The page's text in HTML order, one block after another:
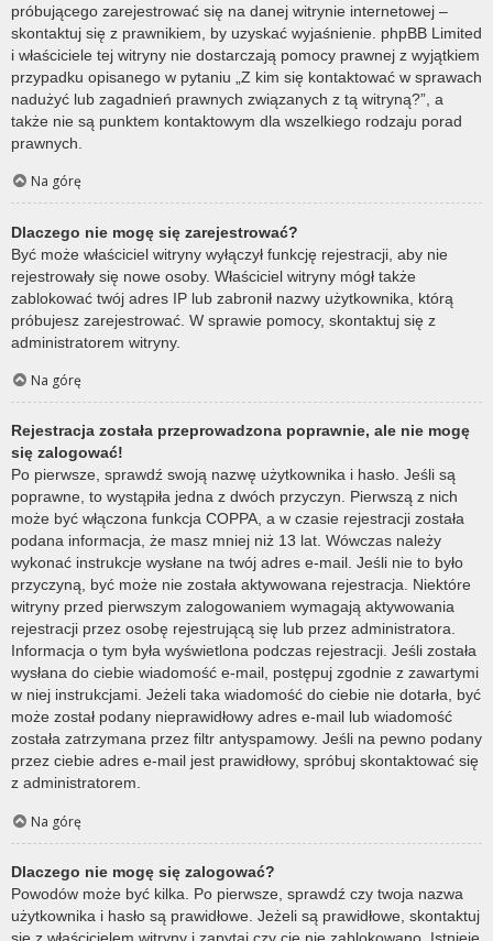
próbującego zarejestrować się na danej witrynie internetowej –
skontaktuj się z prawnikiem, by uzyskać wyjaśnienie. phpBB Limited
i właściciele tej witryny nie dostarczają pomocy prawnej z wyjątkiem
przypadku opisanego w pytaniu „Z kim się kontaktować w sprawach
nadużyć lub zagadnień prawnych związanych z tą witryną?”, a
także nie są punktem kontaktowym dla wszelkiego rodzaju porad
prawnych.
Na górę
Dlaczego nie mogę się zarejestrować?
Być może właściciel witryny wyłączył funkcję rejestracji, aby nie
rejestrowały się nowe osoby. Właściciel witryny mógł także
zablokować twój adres IP lub zabronił nazwy użytkownika, którą
próbujesz zarejestrować. W sprawie pomocy, skontaktuj się z
administratorem witryny.
Na górę
Rejestracja została przeprowadzona poprawnie, ale nie mogę
się zalogować!
Po pierwsze, sprawdź swoją nazwę użytkownika i hasło. Jeśli są
poprawne, to wystąpiła jedna z dwóch przyczyn. Pierwszą z nich
może być włączona funkcja COPPA, a w czasie rejestracji została
podana informacja, że masz mniej niż 13 lat. Wówczas należy
wykonać instrukcje wysłane na twój adres e-mail. Jeśli nie to było
przyczyną, być może nie została aktywowana rejestracja. Niektóre
witryny przed pierwszym zalogowaniem wymagają aktywowania
rejestracji przez osobę rejestrującą się lub przez administratora.
Informacja o tym była wyświetlona podczas rejestracji. Jeśli została
wysłana do ciebie wiadomość e-mail, postępuj zgodnie z zawartymi
w niej instrukcjami. Jeżeli taka wiadomość do ciebie nie dotarła, być
może został podany nieprawidłowy adres e-mail lub wiadomość
została zatrzymana przez filtr antyspamowy. Jeśli na pewno podany
przez ciebie adres e-mail jest prawidłowy, spróbuj skontaktować się
z administratorem.
Na górę
Dlaczego nie mogę się zalogować?
Powodów może być kilka. Po pierwsze, sprawdź czy twoja nazwa
użytkownika i hasło są prawidłowe. Jeżeli są prawidłowe, skontaktuj